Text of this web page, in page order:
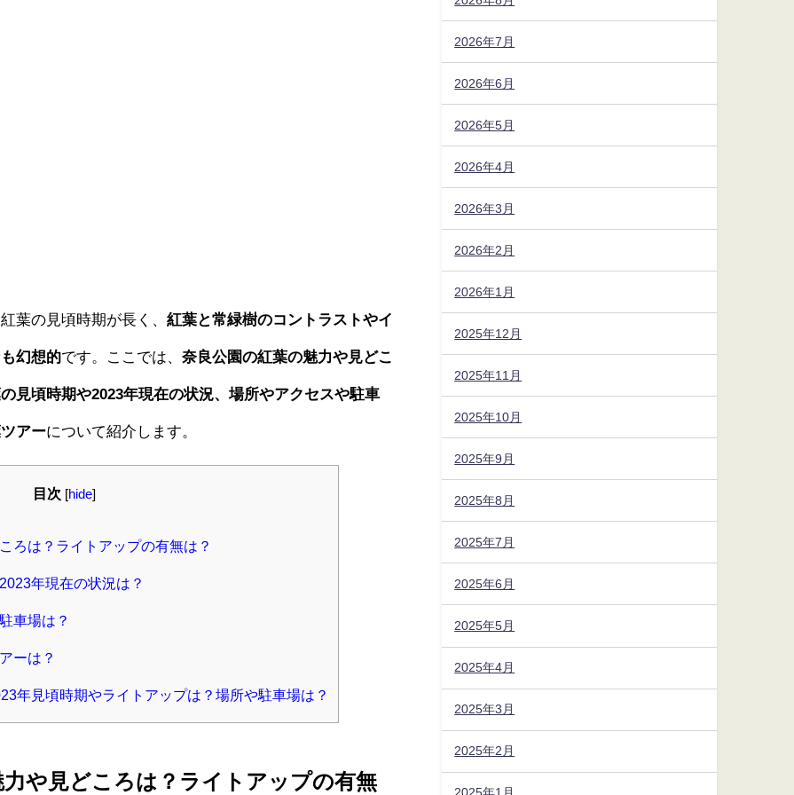
葉の見頃時期が長く、紅葉と常緑樹のコントラストやイ
幻想的です。ここでは、奈良公園の紅葉の魅力や見どこ
見頃時期や2023年現在の状況、場所やアクセスや駐車
アーについて紹介します。
目次 hide
ろは？ライトアップの有無は？
年現在の状況は？
車場は？
ーは？
年見頃時期やライトアップは？場所や駐車場は？
や見どころは？ライトアップの有無
2026年7月
2026年6月
2026年5月
2026年4月
2026年3月
2026年2月
2026年1月
2025年12月
2025年11月
2025年10月
2025年9月
2025年8月
2025年7月
2025年6月
2025年5月
2025年4月
2025年3月
2025年2月
2025年1月